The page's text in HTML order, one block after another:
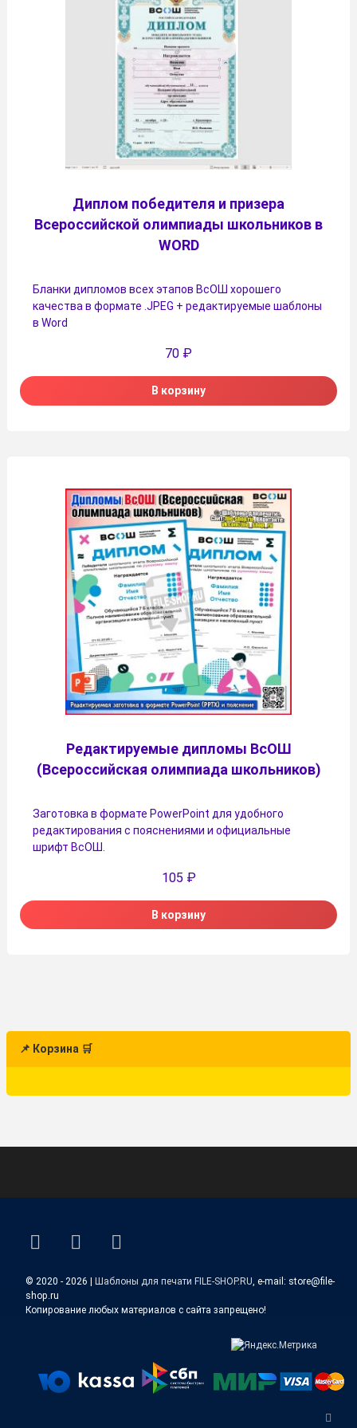
Диплом победителя и призера
Всероссийской олимпиады школьников в
WORD
Бланки дипломов всех этапов ВсОШ хорошего
качества в формате .JPEG + редактируемые шаблоны
в Word
70 ₽
В корзину
Редактируемые дипломы ВсОШ
(Всероссийская олимпиада школьников)
Заготовка в формате PowerPoint для удобного
редактирования с пояснениями и официальные
шрифт ВсОШ.
105 ₽
В корзину
📌 Корзина 🛒
ВКонтакте
YouTube
E-mail
© 2020 - 2026 | Шаблоны для печати FILE-SHOP.RU, e-mail: store@file-
shop.ru
Копирование любых материалов с сайта запрещено!